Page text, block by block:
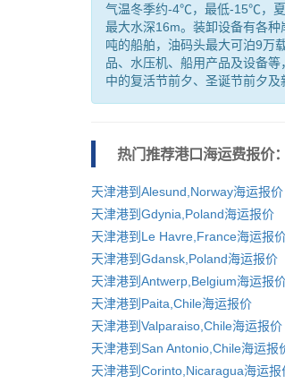
气温冬季约-4℃，最低-15℃，夏
最大水深16m。装卸设备有各
吨的船舶，油码头最大可泊9万
品、水压机、船用产品及设备
中的复活节前夕、圣诞节前夕及
热门推荐港口海运费报价：
天津港到Alesund,Norway海运报价
天津港到Gdynia,Poland海运报价
天津港到Le Havre,France海运报
天津港到Gdansk,Poland海运报价
天津港到Antwerp,Belgium海运报
天津港到Paita,Chile海运报价
天津港到Valparaiso,Chile海运报价
天津港到San Antonio,Chile海运报
天津港到Corinto,Nicaragua海运报